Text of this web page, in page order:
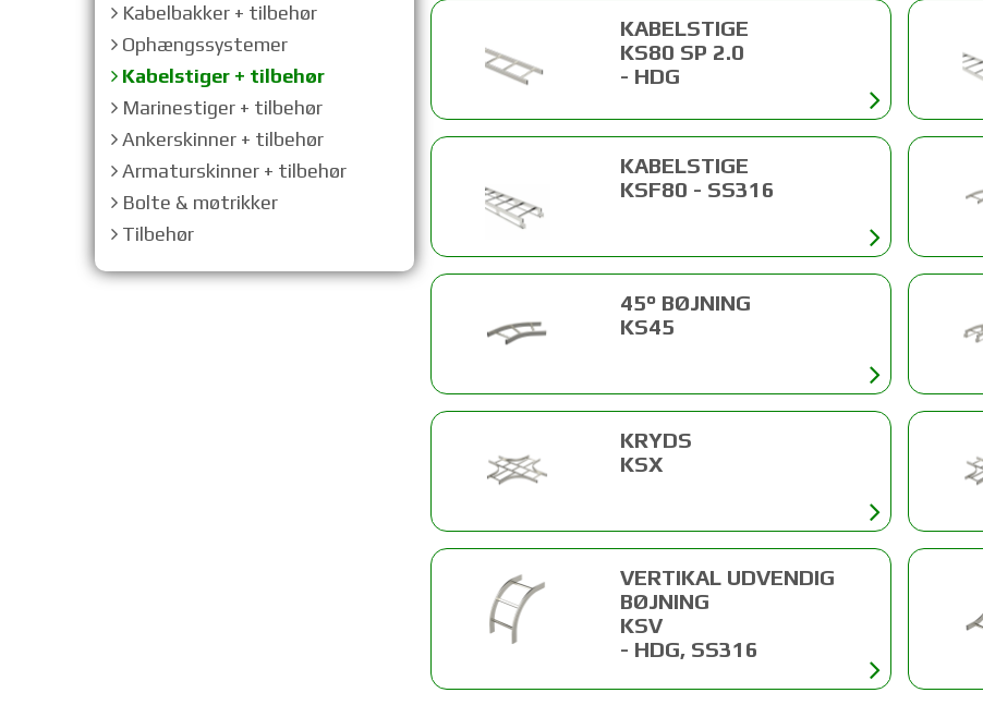
Kabelbakker + tilbehør
Ophængssystemer
Kabelstiger + tilbehør
Marinestiger + tilbehør
Ankerskinner + tilbehør
Armaturskinner + tilbehør
Bolte & møtrikker
Tilbehør
KABELSTIGE
KS80 SP 2.0
- HDG
KABELSTIGE
KSF80 - SS316
45° BØJNING
KS45
KRYDS
KSX
VERTIKAL UDVENDIG
BØJNING
KSV
- HDG, SS316